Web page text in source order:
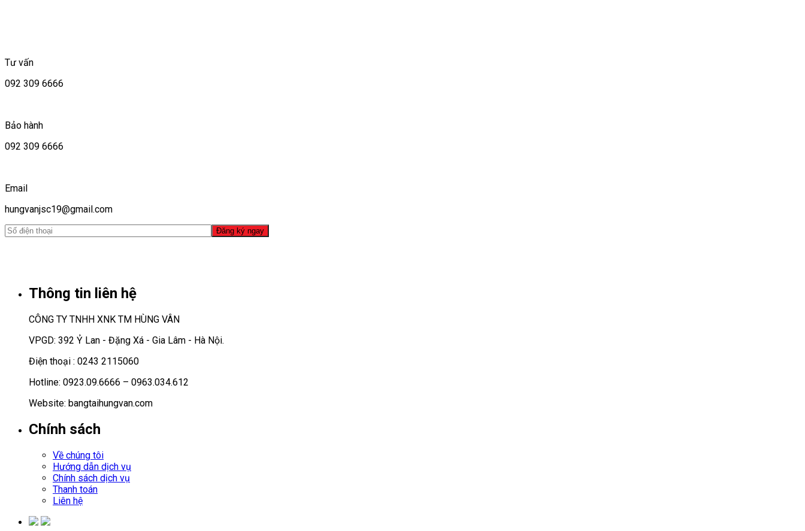
Tư vấn
092 309 6666
Bảo hành
092 309 6666
Email
hungvanjsc19@gmail.com
Thông tin liên hệ
CÔNG TY TNHH XNK TM HÙNG VÂN
VPGD: 392 Ỷ Lan - Đặng Xá - Gia Lâm - Hà Nội.
Điện thoại : 0243 2115060
Hotline: 0923.09.6666 – 0963.034.612
Website: bangtaihungvan.com
Chính sách
Về chúng tôi
Hướng dẫn dịch vụ
Chính sách dịch vụ
Thanh toán
Liên hệ